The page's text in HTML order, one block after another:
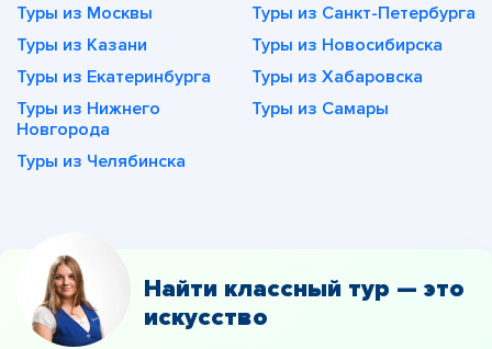
Туры из Москвы
Туры из Санкт-Петербурга
Туры из Казани
Туры из Новосибирска
Туры из Екатеринбурга
Туры из Хабаровска
Туры из Нижнего
Новгорода
Туры из Самары
Туры из Челябинска
Найти классный тур — это
искусство